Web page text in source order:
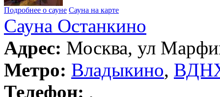
Подробнее о сауне Сауна на карте
Сауна Останкино
Адрес: Москва, ул
Метро: Владыкино,
Телефон: ,